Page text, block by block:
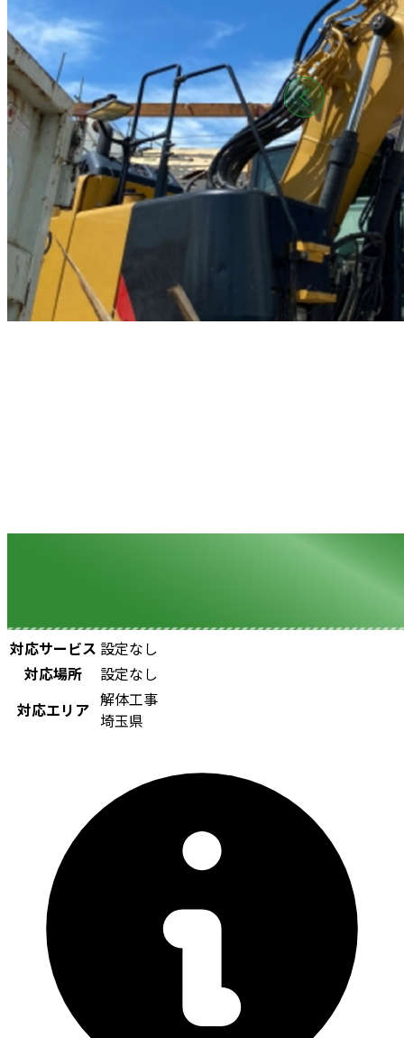
対応サービス 設定なし
対応場所
設定なし
対応エリア 解体工事
埼玉県